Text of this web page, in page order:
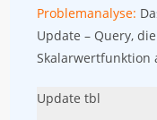
Problemanalyse:
Update – Query,
Skalarwertfunktion
Update tbl